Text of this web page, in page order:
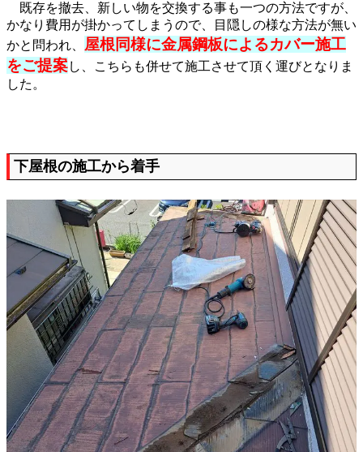
既存を撤去、新しい物を交換する事も一つの方法ですが、
かなり費用が掛かってしまうので、目隠しの様な方法が無い
かと問われ、 屋根同様に金属鋼板によるカバー施工
をご提案し、こちらも併せて施工させて頂く運びとなりま
した。
下屋根の施工から着手